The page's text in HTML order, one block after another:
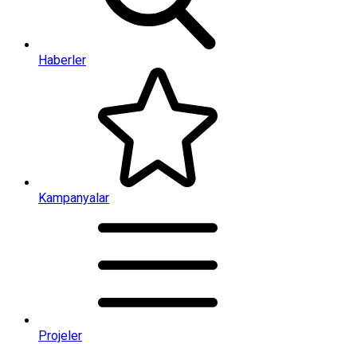
Haberler
Kampanyalar
Projeler